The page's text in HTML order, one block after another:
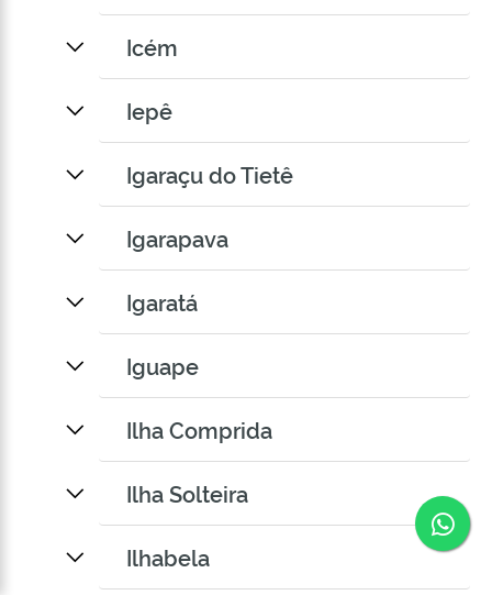
Icém
Iepê
Igaraçu do Tietê
Igarapava
Igaratá
Iguape
Ilha Comprida
Ilha Solteira
Ilhabela